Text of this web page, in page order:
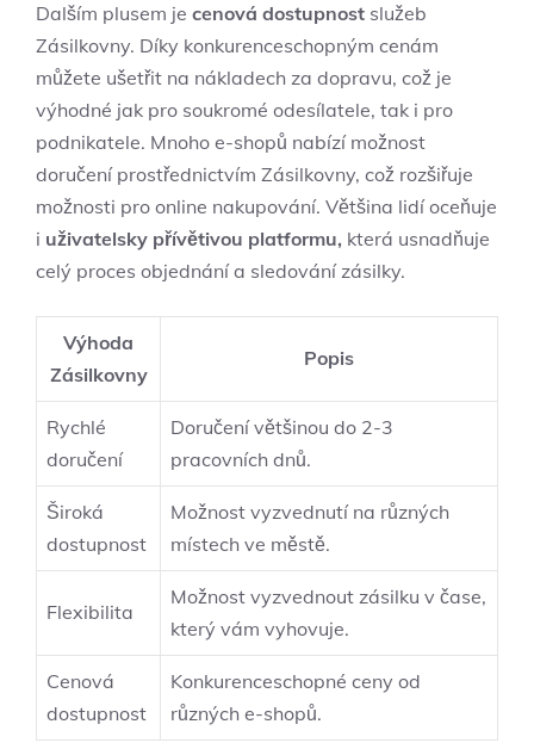
Dalším plusem je cenová dostupnost služeb
Zásilkovny. Díky konkurenceschopným cenám
můžete ušetřit na nákladech za dopravu, což je
výhodné jak pro soukromé odesílatele, tak i pro
podnikatele. Mnoho e-shopů nabízí možnost
doručení prostřednictvím Zásilkovny, což rozšiřuje
možnosti pro online nakupování. Většina lidí oceňuje
i uživatelsky přívětivou platformu, která usnadňuje
celý proces objednání a sledování zásilky.
Výhoda
Zásilkovny
Popis
Rychlé
doručení
Doručení většinou do 2-3
pracovních dnů.
Široká
dostupnost
Možnost vyzvednutí na různých
místech ve městě.
Flexibilita
Možnost vyzvednout zásilku v čase,
který vám vyhovuje.
Cenová
dostupnost
Konkurenceschopné ceny od
různých e-shopů.